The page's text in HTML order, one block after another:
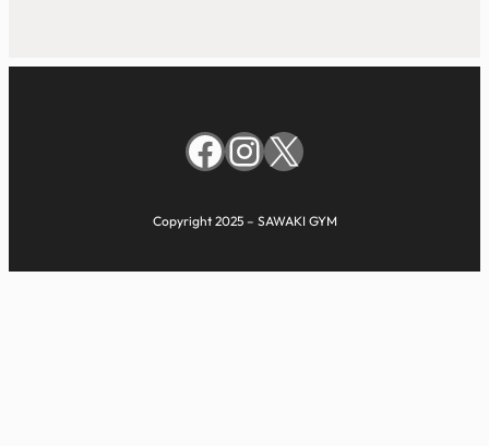
Facebook
Instagram
X
Copyright 2025 – SAWAKI GYM